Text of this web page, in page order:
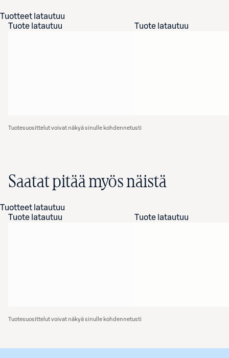
Tuotteet latautuu
Tuote latautuu
Tuote latautuu
Tuotesuosittelut voivat näkyä sinulle kohdennetusti
Saatat pitää myös näistä
Tuotteet latautuu
Tuote latautuu
Tuote latautuu
Tuotesuosittelut voivat näkyä sinulle kohdennetusti